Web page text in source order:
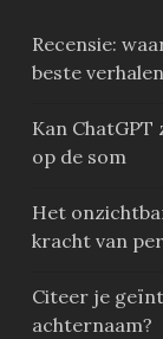
Recensie:
beste
Kan
op de som
Het
kracht van
Citeer je
achternaam?